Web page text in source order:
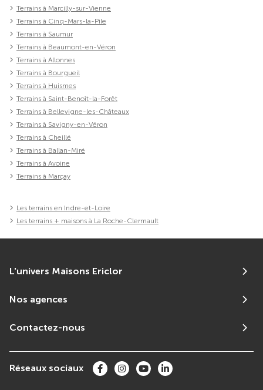
Terrains à Marcilly-sur-Vienne
Terrains à Cinq-Mars-la-Pile
Terrains à Saumur
Terrains à Beaumont-en-Véron
Terrains à Allonnes
Terrains à Bourgueil
Terrains à Huismes
Terrains à Saint-Benoît-la-Forêt
Terrains à Bellevigne-les-Châteaux
Terrains à Savigny-en-Véron
Terrains à Cheillé
Terrains à Ballan-Miré
Terrains à Avoine
Terrains à Marçay
Les terrains en Indre-et-Loire
Les terrains + maisons à La Roche-Clermault
L'univers Maisons Ericlor
Nos agences
Contactez-nous
Réseaux sociaux